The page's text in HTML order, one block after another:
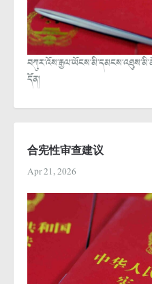
དོན།
合宪性审查建议
Apr 21, 2026